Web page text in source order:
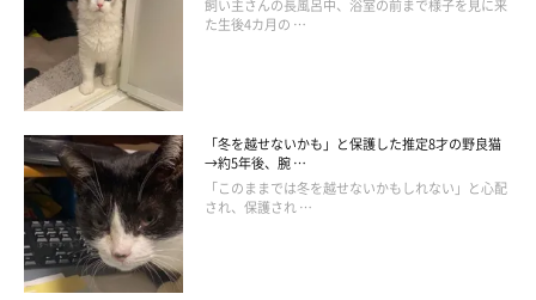
飼い主さんの長風呂中、浴室の前まで様子を見に来
た生後4カ月の …
「冬を越せないかも」と保護した推定8才の野良猫
→約5年後、腕 …
「このままでは冬を越せないかもしれない」と心配
され、保護され …